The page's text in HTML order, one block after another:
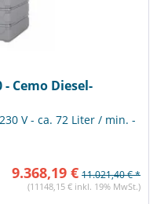
- Cemo Diesel-
V - ca. 72 Liter / min. -
9.368,19 € 11.021,40 € *
(11148,15 € inkl. 19% MwSt.)